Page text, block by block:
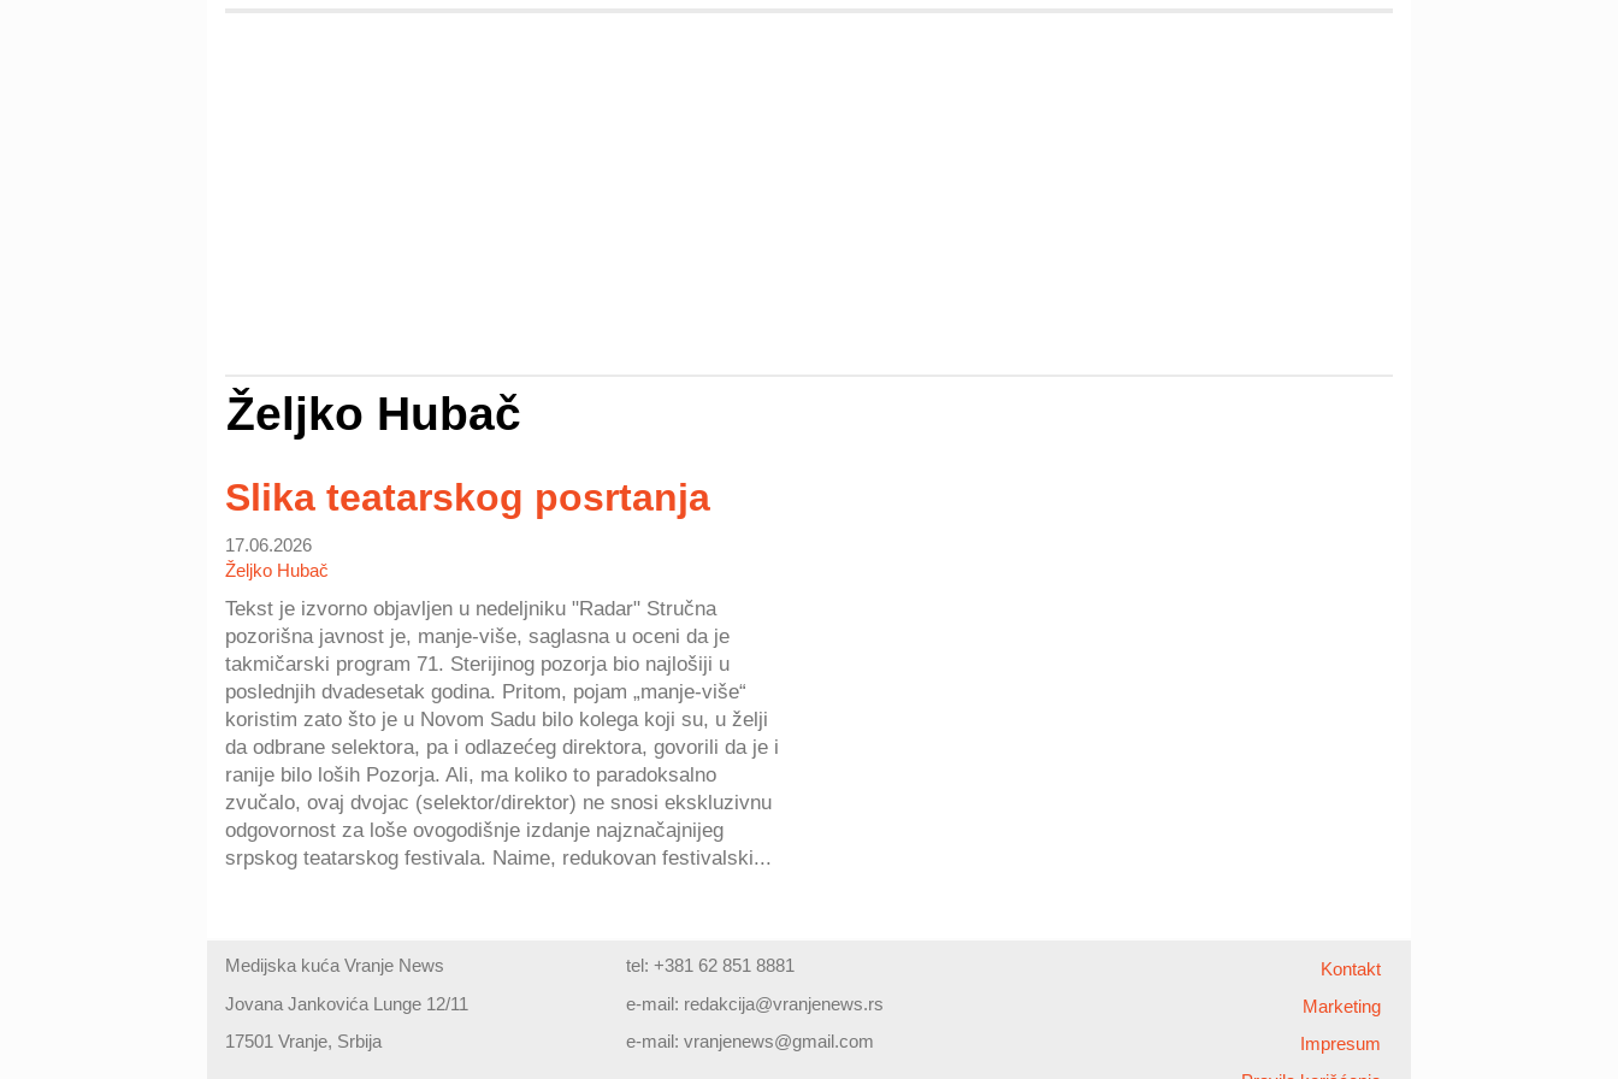
Željko Hubač
Slika teatarskog posrtanja
17.06.2026
Željko Hubač
Tekst je izvorno objavljen u nedeljniku "Radar" Stručna
pozorišna javnost je, manje-više, saglasna u oceni da je
takmičarski program 71. Sterijinog pozorja bio najlošiji u
poslednjih dvadesetak godina. Pritom, pojam „manje-više“
koristim zato što je u Novom Sadu bilo kolega koji su, u želji
da odbrane selektora, pa i odlazećeg direktora, govorili da je i
ranije bilo loših Pozorja. Ali, ma koliko to paradoksalno
zvučalo, ovaj dvojac (selektor/direktor) ne snosi ekskluzivnu
odgovornost za loše ovogodišnje izdanje najznačajnijeg
srpskog teatarskog festivala. Naime, redukovan festivalski...
Medijska kuća Vranje News
Jovana Jankovića Lunge 12/11
17501 Vranje, Srbija
tel: +381 62 851 8881
e-mail: redakcija@vranjenews.rs
e-mail:vranjenews@gmail.com
Kontakt
Marketing
Impresum